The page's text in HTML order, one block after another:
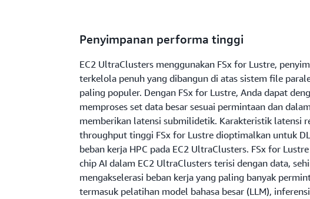
Penyimpanan performa tinggi
EC2 UltraClusters menggunakan FSx for Lustre,
terkelola penuh yang dibangun di atas sistem file
paling populer. Dengan FSx for Lustre, Anda dapat
memproses set data besar sesuai permintaan dan
memberikan latensi submilidetik. Karakteristik latensi
throughput tinggi FSx for Lustre dioptimalkan untuk
beban kerja HPC pada EC2 UltraClusters. FSx for
chip AI dalam EC2 UltraClusters terisi dengan data,
mengakselerasi beban kerja yang paling banyak
termasuk pelatihan model bahasa besar (LLM),